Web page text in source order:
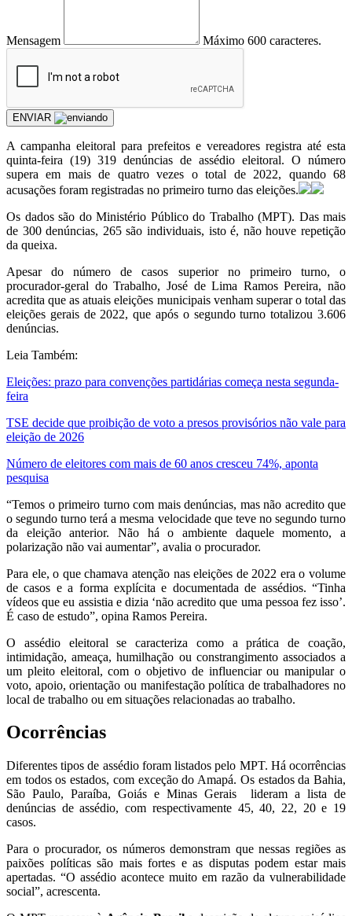
Mensagem Máximo 600 caracteres.
ENVIAR
A campanha eleitoral para prefeitos e vereadores registra até esta
quinta-feira (19) 319 denúncias de assédio eleitoral. O número
supera em mais de quatro vezes o total de 2022, quando 68
acusações foram registradas no primeiro turno das eleições.
Os dados são do Ministério Público do Trabalho (MPT). Das mais
de 300 denúncias, 265 são individuais, isto é, não houve repetição
da queixa.
Apesar do número de casos superior no primeiro turno, o
procurador-geral do Trabalho, José de Lima Ramos Pereira, não
acredita que as atuais eleições municipais venham superar o total das
eleições gerais de 2022, que após o segundo turno totalizou 3.606
denúncias.
Leia Também:
Eleições: prazo para convenções partidárias começa nesta segunda-
feira
TSE decide que proibição de voto a presos provisórios não vale para
eleição de 2026
Número de eleitores com mais de 60 anos cresceu 74%, aponta
pesquisa
“Temos o primeiro turno com mais denúncias, mas não acredito que
o segundo turno terá a mesma velocidade que teve no segundo turno
da eleição anterior. Não há o ambiente daquele momento, a
polarização não vai aumentar”, avalia o procurador.
Para ele, o que chamava atenção nas eleições de 2022 era o volume
de casos e a forma explícita e documentada de assédios. “Tinha
vídeos que eu assistia e dizia ‘não acredito que uma pessoa fez isso’.
É caso de estudo”, opina Ramos Pereira.
O assédio eleitoral se caracteriza como a prática de coação,
intimidação, ameaça, humilhação ou constrangimento associados a
um pleito eleitoral, com o objetivo de influenciar ou manipular o
voto, apoio, orientação ou manifestação política de trabalhadores no
local de trabalho ou em situações relacionadas ao trabalho.
Ocorrências
Diferentes tipos de assédio foram listados pelo MPT. Há ocorrências
em todos os estados, com exceção do Amapá. Os estados da Bahia,
São Paulo, Paraíba, Goiás e Minas Gerais lideram a lista de
denúncias de assédio, com respectivamente 45, 40, 22, 20 e 19
casos.
Para o procurador, os números demonstram que nessas regiões as
paixões políticas são mais fortes e as disputas podem estar mais
apertadas. “O assédio acontece muito em razão da vulnerabilidade
social”, acrescenta.